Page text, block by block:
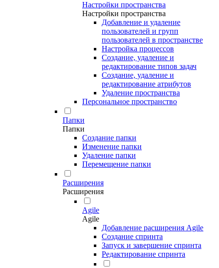
Настройки пространства
Настройки пространства
Добавление и удаление
пользователей и групп
пользователей в пространстве
Настройка процессов
Создание, удаление и
редактирование типов задач
Создание, удаление и
редактирование атрибутов
Удаление пространства
Персональное пространство
Папки
Папки
Создание папки
Изменение папки
Удаление папки
Перемещение папки
Расширения
Расширения
Agile
Agile
Добавление расширения Agile
Создание спринта
Запуск и завершение спринта
Редактирование спринта